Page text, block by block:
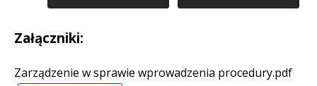
Załączniki:
Zarządzenie w sprawie wprowadzenia procedury.pdf